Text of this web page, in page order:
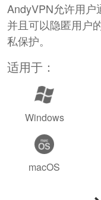
AndyVPN允许用户
并且可以隐匿用户
私保护。
适用于：
Windows
macOS